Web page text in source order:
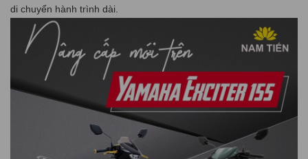
di chuyển hành trình dài.